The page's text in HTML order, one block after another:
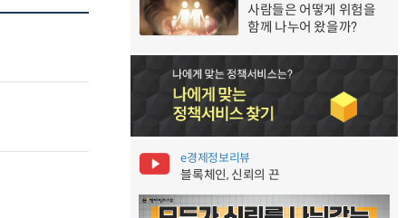
사람들은 어떻게 위험을
함께 나누어 왔을까?
e경제정보리뷰
블록체인, 신뢰의 끈